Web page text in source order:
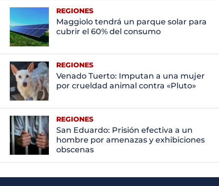
REGIONES
Maggiolo tendrá un parque solar para
cubrir el 60% del consumo
REGIONES
Venado Tuerto: Imputan a una mujer
por crueldad animal contra «Pluto»
REGIONES
San Eduardo: Prisión efectiva a un
hombre por amenazas y exhibiciones
obscenas